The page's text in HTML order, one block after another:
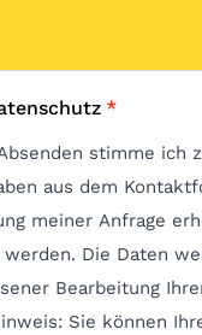
*
stimme ich
aus dem
meiner Anfrage
Die Daten
Bearbeitung